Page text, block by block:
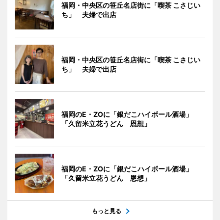
福岡・中央区の笹丘名店街に「喫茶 こさじい
ち」 夫婦で出店
福岡・中央区の笹丘名店街に「喫茶 こさじい
ち」 夫婦で出店
福岡のE・ZOに「銀だこハイボール酒場」
「久留米立花うどん 恩想」
福岡のE・ZOに「銀だこハイボール酒場」
「久留米立花うどん 恩想」
もっと見る